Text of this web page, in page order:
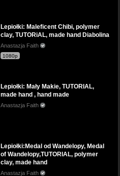
Lepiołki: Maleficent Chibi, polymer
clay, TUTORiAL, made hand Diabolina
Anastazja Faith
1080p
Lepiołki: Mały Makie, TUTORIAL,
made hand , hand made
Anastazja Faith
Lepiołki:Medal od Wandelopy, Medal
of Wandelopy,TUTORIAL, polymer
clay, made hand
Anastazja Faith